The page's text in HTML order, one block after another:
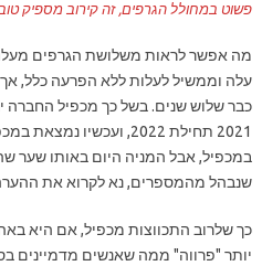
פשוט במחולל הגרפים, זה קירוב מספיק
מה אפשר לראות משלושת הגרפים
עלה וממשיל לעלות ללא הפרעה כלל, אך
שנבהל מהמספרים, נא לקרוא את
כך שלרוב התכווצות מכפיל, אם היא
יותר "פרווה" ממה שאנשים מדמיינים